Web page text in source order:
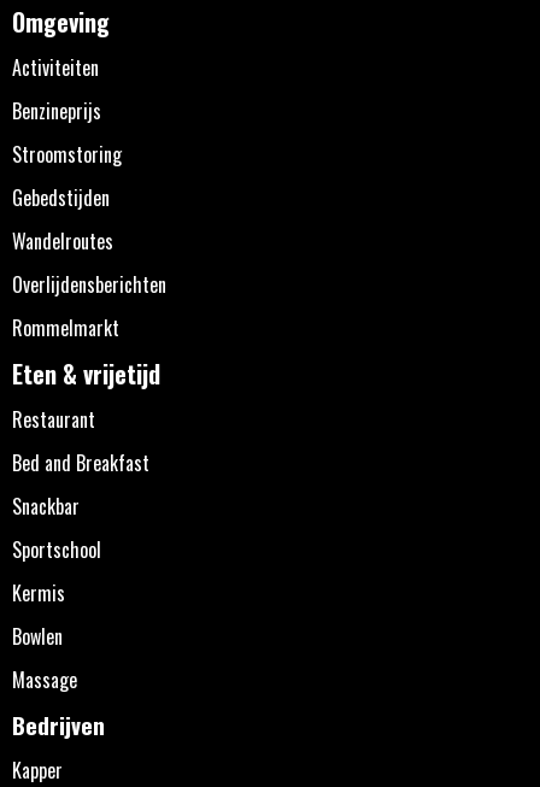
Omgeving
Activiteiten
Benzineprijs
Stroomstoring
Gebedstijden
Wandelroutes
Overlijdensberichten
Rommelmarkt
Eten & vrijetijd
Restaurant
Bed and Breakfast
Snackbar
Sportschool
Kermis
Bowlen
Massage
Bedrijven
Kapper